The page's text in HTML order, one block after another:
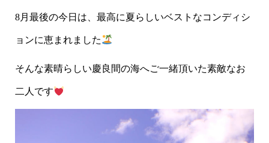
8月最後の今日は、最高に夏らしいベストなコンディシ
ョンに恵まれました
そんな素晴らしい慶良間の海へご一緒頂いた素敵なお
二人です